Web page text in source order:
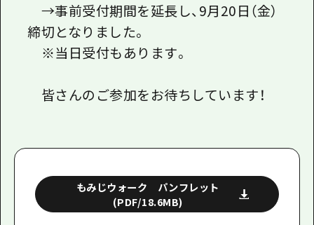
→事前受付期間を延長し、9月20日（金）
締切となりました。
※当日受付もあります。
皆さんのご参加をお待ちしています！
もみじウォーク パンフレット
(PDF/18.6MB)